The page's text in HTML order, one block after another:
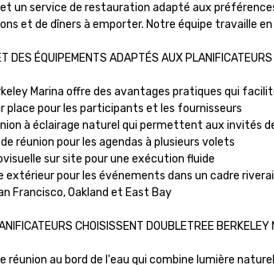
un service de restauration adapté aux
et de dîners à emporter. Notre équipe travaille
DES ÉQUIPEMENTS ADAPTÉS AUX PLANIFICATEURS
Marina offre des avantages pratiques qui
place pour les participants et les fournisseurs
à éclairage naturel qui permettent aux invités
réunion pour les agendas à plusieurs volets
sur site pour une exécution fluide
extérieur pour les événements dans un cadre
Francisco, Oakland et East Bay
CHOISISSENT DOUBLETREE BERKELEY
réunion au bord de l'eau qui combine lumière